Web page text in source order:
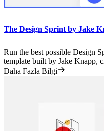
The Design Sprint by Jake
Run the best possible Design
template built by Jake Knapp,
Daha Fazla Bilgi